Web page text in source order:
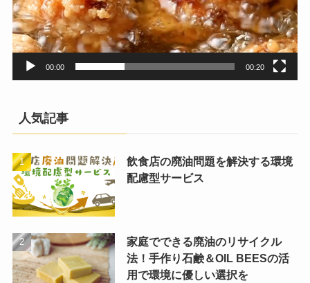
00:00 00:20
人気記事
飲食店の廃油問題を解決する環境
配慮型サービス
家庭でできる廃油のリサイクル
法！手作り石鹸＆OIL BEESの活
用で環境に優しい選択を